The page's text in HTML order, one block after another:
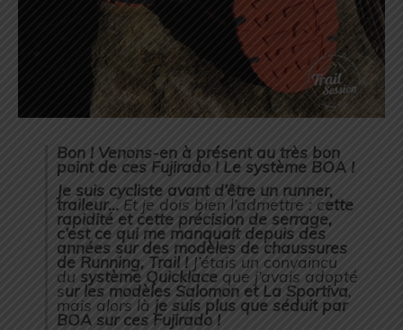
Bon ! Venons-en à présent au très bon
point de ces Fujirado ! Le système BOA !
Je suis cycliste avant d’être un runner,
traileur…Et je dois bien l’admettre : cette
rapidité et cette précision de serrage,
c’est ce qui me manquait depuis des
années sur des modèles de chaussures
de Running, Trail ! J’étais un convaincu
du système Quicklace que j’avais adopté
sur les modèles Salomon et La Sportiva,
mais alors là je suis plus que séduit par
BOA sur ces Fujirado !